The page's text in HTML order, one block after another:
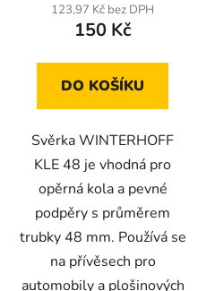
123,97 Kč bez DPH
150 Kč
DO KOŠÍKU
Svěrka WINTERHOFF
KLE 48 je vhodná pro
opěrná kola a pevné
podpěry s průměrem
trubky 48 mm. Používá se
na přívěsech pro
automobily a plošinových